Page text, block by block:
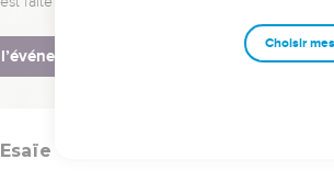
Je dis aux profondeurs de la mer : «
28 Je dis à propos de Cyrus : « Il est mon
reconstruite !’et au temple : ‘Que tes
Esaïe
Choisir